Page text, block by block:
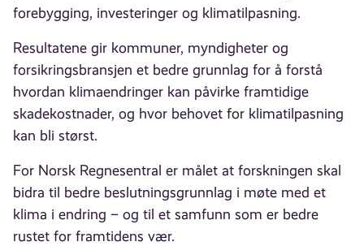
forebygging, investeringer og klimatilpasning.
Resultatene gir kommuner, myndigheter og
forsikringsbransjen et bedre grunnlag for å forstå
hvordan klimaendringer kan påvirke framtidige
skadekostnader, og hvor behovet for klimatilpasning
kan bli størst.
For Norsk Regnesentral er målet at forskningen skal
bidra til bedre beslutningsgrunnlag i møte med et
klima i endring – og til et samfunn som er bedre
rustet for framtidens vær.